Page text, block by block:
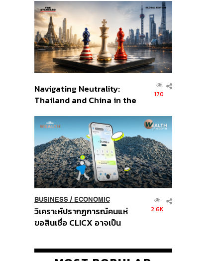
ส่วนยุทธศาสตร์ไทย –
อินโดนีเซีย
Navigating Neutrality:
Thailand and China in the
Order
170
BUSINESS/ ECONOMIC
วิเคราะห์ปรากฏการณ์คนแห่
ขอสินเชื่อ CLICX อาจเป็น
ปัญหาหนี้ครัวเรือนไทยที่ถูกซุก
2.6K